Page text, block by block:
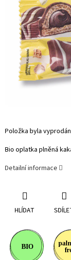
Položka byla
Bio oplatka plněná
Detailní informace
HLÍDAT